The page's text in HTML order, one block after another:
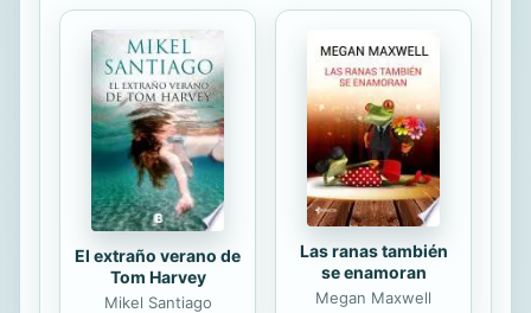
El extraño verano de
Tom Harvey
Mikel Santiago
Las ranas también
se enamoran
Megan Maxwell